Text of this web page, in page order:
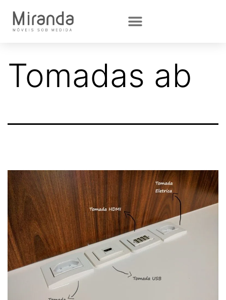
Tomadas ab